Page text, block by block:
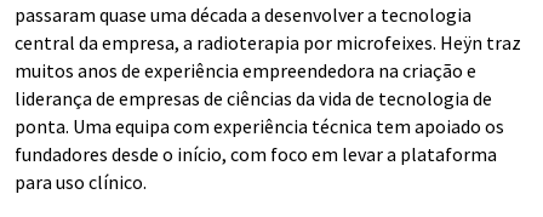
passaram quase uma década a desenvolver a tecnologia
central da empresa, a radioterapia por microfeixes. Heÿn traz
muitos anos de experiência empreendedora na criação e
liderança de empresas de ciências da vida de tecnologia de
ponta. Uma equipa com experiência técnica tem apoiado os
fundadores desde o início, com foco em levar a plataforma
para uso clínico.